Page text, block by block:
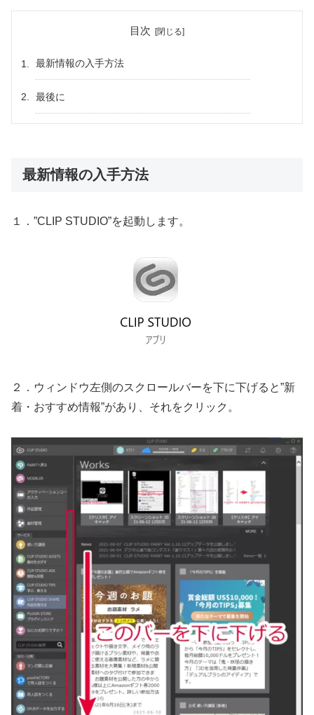
目次
最新情報の入手方法
最後に
最新情報の入手方法
１．”CLIP STUDIO”を起動します。
２．ウィンドウ左側のスクロールバーを下に下げると”新
着・おすすめ情報”があり、それをクリック。